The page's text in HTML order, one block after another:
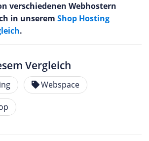
verschiedenen Webhostern
in unserem Shop Hosting
.
Vergleich
Webspace